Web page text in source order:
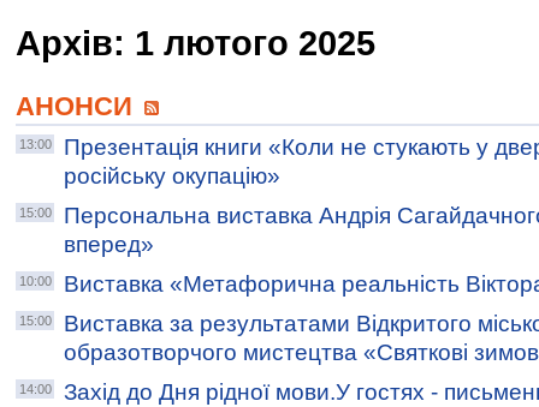
Архiв: 1 лютого 2025
АНОНСИ
13:00
Презентація книги «Коли не стукають у
російську окупацію»
15:00
Персональна виставка Андрія
вперед»
10:00 Виставка «Метафорична реальність
15:00
Виставка за результатами Відкритого
образотворчого мистецтва «Святкові
14:00
Захід до Дня рідної мови.У гостях -